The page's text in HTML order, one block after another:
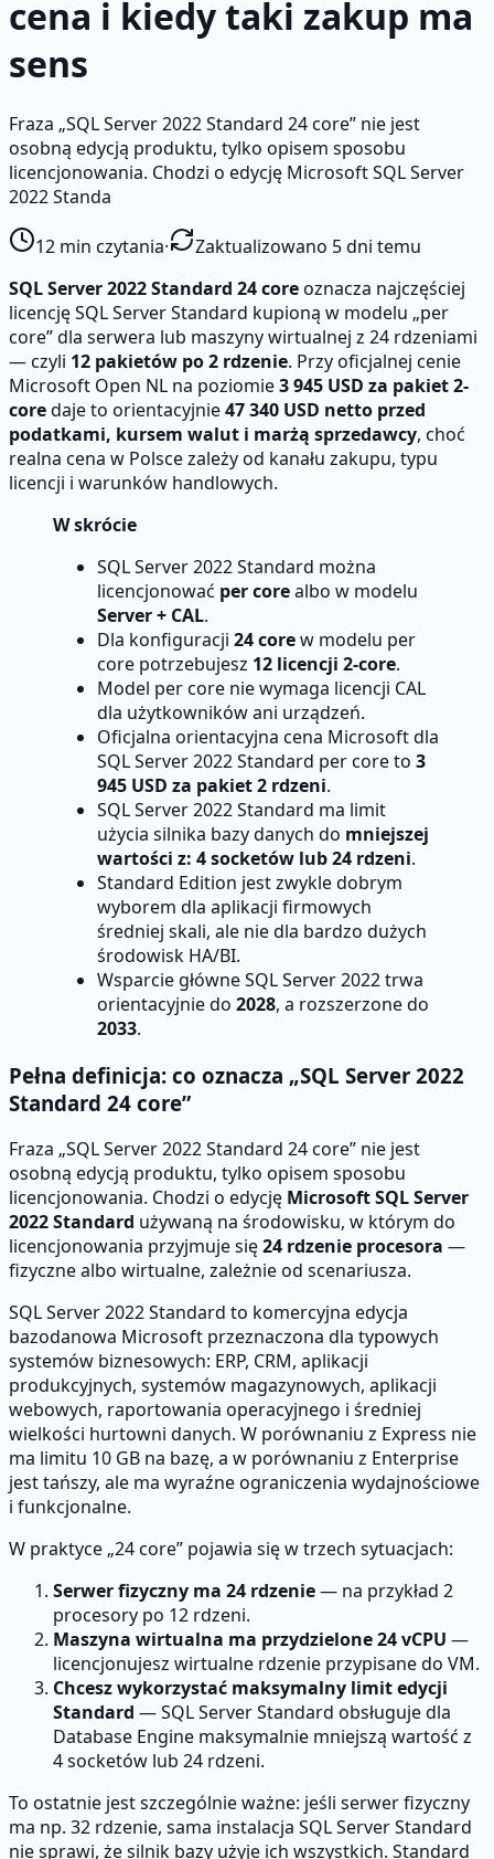
cena i kiedy taki zakup ma
sens
Fraza „SQL Server 2022 Standard 24 core” nie jest
osobną edycją produktu, tylko opisem sposobu
licencjonowania. Chodzi o edycję Microsoft SQL Server
2022 Standa
12 min czytania·
Zaktualizowano 5 dni temu
SQL Server 2022 Standard 24 coreoznacza najczęściej
licencję SQL Server Standard kupioną w modelu „per
core” dla serwera lub maszyny wirtualnej z 24 rdzeniami
— czyli 12 pakietów po 2 rdzenie. Przy oficjalnej cenie
Microsoft Open NL na poziomie3 945 USD za pakiet 2-
coredaje to orientacyjnie47 340 USD netto przed
podatkami, kursem walut i marżą sprzedawcy, choć
realna cena w Polsce zależy od kanału zakupu, typu
licencji i warunków handlowych.
W skrócie
SQL Server 2022 Standard można
licencjonować per corealbo w modelu
Server + CAL.
Dla konfiguracji 24 corew modelu per
core potrzebujesz 12 licencji 2-core.
Model per core nie wymaga licencji CAL
dla użytkowników ani urządzeń.
Oficjalna orientacyjna cena Microsoft dla
SQL Server 2022 Standard per core to 3
945 USD za pakiet 2 rdzeni.
SQL Server 2022 Standard ma limit
użycia silnika bazy danych do mniejszej
wartości z: 4 socketów lub 24 rdzeni.
Standard Edition jest zwykle dobrym
wyborem dla aplikacji firmowych
średniej skali, ale nie dla bardzo dużych
środowisk HA/BI.
Wsparcie główne SQL Server 2022 trwa
orientacyjnie do 2028, a rozszerzone do
2033.
Pełna definicja: co oznacza „SQL Server 2022
Standard 24 core”
Fraza „SQL Server 2022 Standard 24 core” nie jest
osobną edycją produktu, tylko opisem sposobu
licencjonowania. Chodzi o edycję Microsoft SQL Server
2022 Standard używaną na środowisku, w którym do
licencjonowania przyjmuje się24 rdzenie procesora —
fizyczne albo wirtualne, zależnie od scenariusza.
SQL Server 2022 Standard to komercyjna edycja
bazodanowa Microsoft przeznaczona dla typowych
systemów biznesowych: ERP, CRM, aplikacji
produkcyjnych, systemów magazynowych, aplikacji
webowych, raportowania operacyjnego i średniej
wielkości hurtowni danych. W porównaniu z Express nie
ma limitu 10 GB na bazę, a w porównaniu z Enterprise
jest tańszy, ale ma wyraźne ograniczenia wydajnościowe
i funkcjonalne.
W praktyce „24 core” pojawia się w trzech sytuacjach:
Serwer fizyczny ma 24 rdzenie— na przykład 2
procesory po 12 rdzeni.
Maszyna wirtualna ma przydzielone 24 vCPU —
licencjonujesz wirtualne rdzenie przypisane do VM.
Chcesz wykorzystać maksymalny limit edycji
Standard — SQL Server Standard obsługuje dla
Database Engine maksymalnie mniejszą wartość z
4 socketów lub 24 rdzeni.
To ostatnie jest szczególnie ważne: jeśli serwer fizyczny
ma np. 32 rdzenie, sama instalacja SQL Server Standard
nie sprawi, że silnik bazy użyje ich wszystkich. Standard